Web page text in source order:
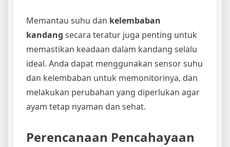
Memantau suhu dan kelembaban
kandang secara teratur juga penting untuk
memastikan keadaan dalam kandang selalu
ideal. Anda dapat menggunakan sensor suhu
dan kelembaban untuk memonitorinya, dan
melakukan perubahan yang diperlukan agar
ayam tetap nyaman dan sehat.
Perencanaan Pencahayaan